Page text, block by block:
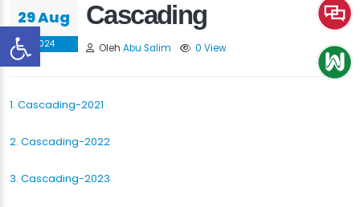
29 Aug
2024
Cascading
Oleh Abu Salim 0 View
1. Cascading-2021
2. Cascading-2022
3. Cascading-2023